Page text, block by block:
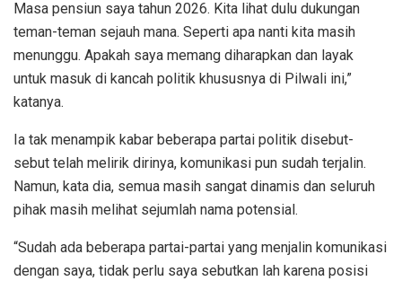
Masa pensiun saya tahun 2026. Kita lihat dulu dukungan
teman-teman sejauh mana. Seperti apa nanti kita masih
menunggu. Apakah saya memang diharapkan dan layak
untuk masuk di kancah politik khususnya di Pilwali ini,”
katanya.
Ia tak menampik kabar beberapa partai politik disebut-
sebut telah melirik dirinya, komunikasi pun sudah terjalin.
Namun, kata dia, semua masih sangat dinamis dan seluruh
pihak masih melihat sejumlah nama potensial.
“Sudah ada beberapa partai-partai yang menjalin komunikasi
dengan saya, tidak perlu saya sebutkan lah karena posisi